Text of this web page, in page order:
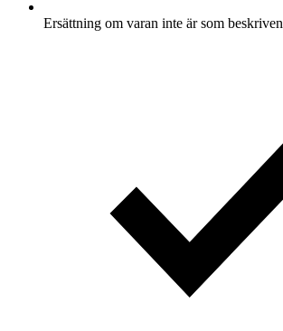
Ersättning om varan inte är som beskriven